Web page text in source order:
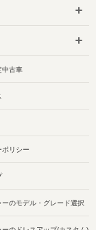
中古車
ポリシー
のモデル・グレード選択